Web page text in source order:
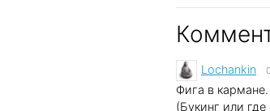
Lochankin
Фига в
(Букинг или